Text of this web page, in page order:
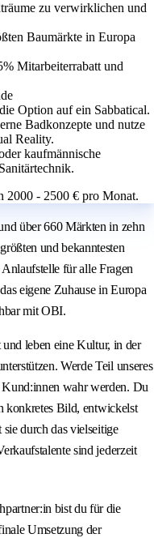
zu verwirklichen und
Baumärkte in Europa
Mitarbeiterrabatt und
Option auf ein Sabbatical.
Badkonzepte und nutze
Reality.
kaufmännische
2000 - 2500 € pro Monat.
über 660 Märkten in zehn
und bekanntesten
für alle Fragen
eigene Zuhause in Europa
mit OBI.
leben eine Kultur, in der
Werde Teil unseres
wahr werden. Du
konkretes Bild, entwickelst
durch das vielseitige
sind jederzeit
bist du für die
Umsetzung der